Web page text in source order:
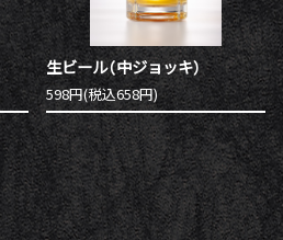
生ビール（中ジョッキ）
598円(税込658円)